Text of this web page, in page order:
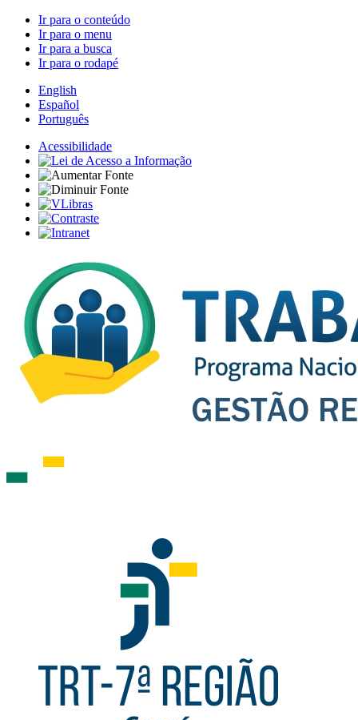
Ir para o conteúdo
Ir para o menu
Ir para a busca
Ir para o rodapé
English
Español
Português
Acessibilidade